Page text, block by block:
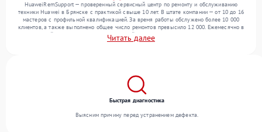
HuaweiRemSupport — проверенный сервисный центр по ремонту и обслуживанию
техники Huawei в Брянске с практикой свыше 10 лет. В штате компании — от 10 до 16
мастеров с профильной квалификацией. За время работы обслужено более 10 000
клиентов, а также выполнено общее число ремонтов превысило 12 000. Ежемесячно в
сервисный центр поступает от 300 устройств, включая , , . Мы выполняем ремонт
различного уровня сложности и предлагаем стабильный уровень сервиса благодаря
Читать далее
Быстрая диагностика
Выясним причину перед устранением дефекта.